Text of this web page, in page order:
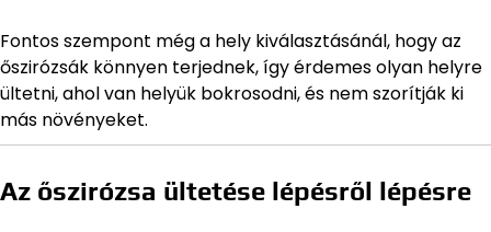
Fontos szempont még a hely kiválasztásánál, hogy az
őszirózsák könnyen terjednek, így érdemes olyan helyre
ültetni, ahol van helyük bokrosodni, és nem szorítják ki
más növényeket.
Az őszirózsa ültetése lépésről lépésre